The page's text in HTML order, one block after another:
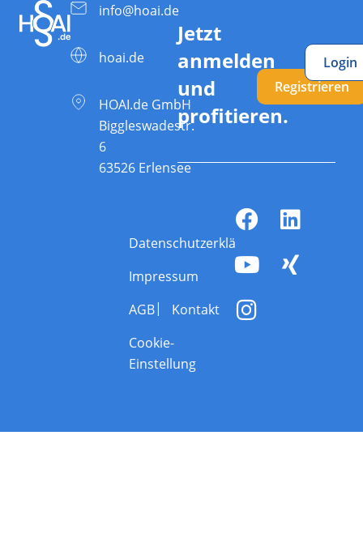
info@hoai.de
hoai.de
HOAI.de GmbH
Biggleswadestr.
6
63526 Erlensee
Jetzt
anmelden
und
profitieren.
Registrieren
Login
Datenschutzerklärung
Impressum
AGB
Kontakt
Cookie-
Einstellung